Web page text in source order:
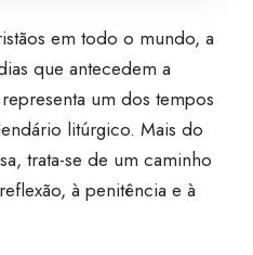
em todo o mundo, a
que antecedem a
um dos tempos
litúrgico. Mais do
trata-se de um caminho
à penitência e à